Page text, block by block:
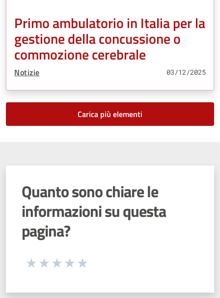
Primo ambulatorio in Italia per la
gestione della concussione o
commozione cerebrale
Tipo Contenuto:
Notizie 03/12/2025
Carica più elementi
Quanto sono chiare le
informazioni su questa
pagina?
Seleziona una valutazione da 1 a 5 stelle